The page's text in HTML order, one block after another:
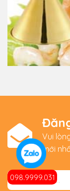
098.9999.031
Vui
mới